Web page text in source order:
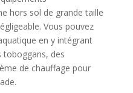
hors sol de grande taille
Vous pouvez
en y intégrant
toboggans, des
de chauffage pour